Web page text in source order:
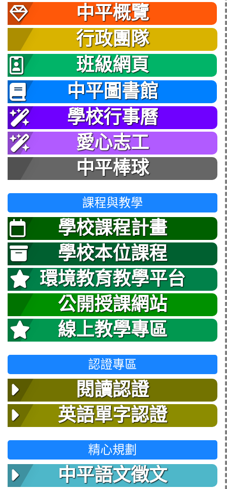
中平概覽
行政團隊
班級網頁
中平圖書館
學校行事曆
愛心志工
中平棒球
課程與教學
學校課程計畫
學校本位課程
環境教育教學平台
公開授課網站
線上教學專區
認證專區
閱讀認證
英語單字認證
精心規劃
中平語文徵文